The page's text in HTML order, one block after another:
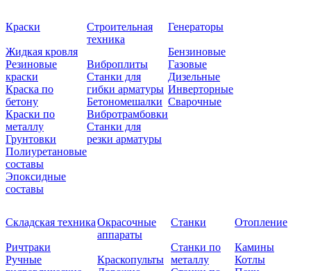
Краски
Жидкая кровля
Резиновые
краски
Краска по
бетону
Краски по
металлу
Грунтовки
Полиуретановые
составы
Эпоксидные
составы
Строительная
техника
Виброплиты
Станки для
гибки арматуры
Бетономешалки
Вибротрамбовки
Станки для
резки арматуры
Генераторы
Бензиновые
Газовые
Дизельные
Инверторные
Сварочные
Складская техника
Ричтраки
Ручные
Окрасочные
аппараты
Краскопульты
Станки
Станки по
металлу
Отопление
Камины
Котлы